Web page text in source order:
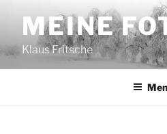
Inhalt
springenMEINE
Klaus Fritsche